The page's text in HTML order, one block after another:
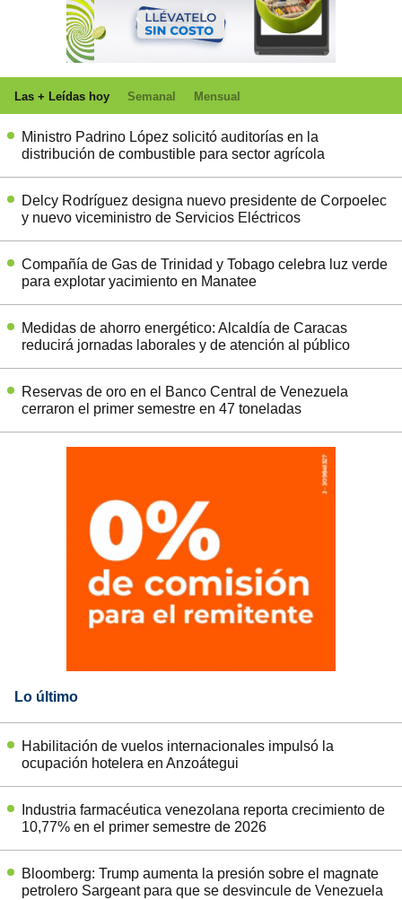
Las + Leídas hoy Semanal Mensual
Ministro Padrino López solicitó auditorías en la
distribución de combustible para sector agrícola
Delcy Rodríguez designa nuevo presidente de Corpoelec
y nuevo viceministro de Servicios Eléctricos
Compañía de Gas de Trinidad y Tobago celebra luz verde
para explotar yacimiento en Manatee
Medidas de ahorro energético: Alcaldía de Caracas
reducirá jornadas laborales y de atención al público
Reservas de oro en el Banco Central de Venezuela
cerraron el primer semestre en 47 toneladas
Lo último
Habilitación de vuelos internacionales impulsó la
ocupación hotelera en Anzoátegui
Industria farmacéutica venezolana reporta crecimiento de
10,77% en el primer semestre de 2026
Bloomberg: Trump aumenta la presión sobre el magnate
petrolero Sargeant para que se desvincule de Venezuela